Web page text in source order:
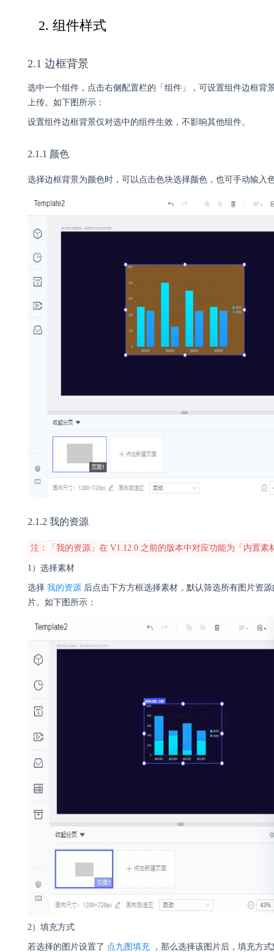
2. 组件样式
2.1 边框背景
选中一个组件，点击右侧配置栏的「组件」，可设置组件边框背
上传。如下图所示：
设置组件边框背景仅对选中的组件生效，不影响其他组件。
2.1.1 颜色
选择边框背景为颜色时，可以点击色块选择颜色，也可手动输入
2.1.2 我的资源
注：「我的资源」在 V1.12.0 之前的版本中对应功能为「内置素
1）选择素材
选择 我的资源 后点击下方方框选择素材，默认筛选所有图片资
片。如下图所示：
2）填充方式
若选择的图片设置了 点九图填充 ，那么选择该图片后，填充方